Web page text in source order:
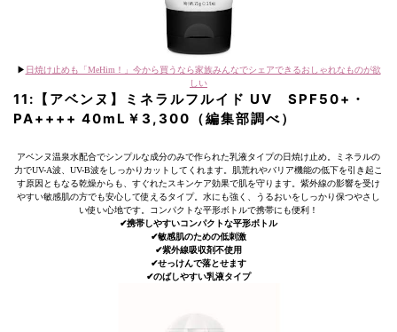
▶︎ 日焼け止めも「MeHim！」今から買うなら家族みんなでシェアできるおしゃれなものが欲
しい
11:【アベンヌ】ミネラルフルイド UV SPF50+・
PA++++ 40mL￥3,300（編集部調べ）
アベンヌ温泉水配合でシンプルな成分のみで作られた乳液タイプの日焼け止め。ミネラルの
力でUV-A波、UV-B波をしっかりカットしてくれます。肌荒れやバリア機能の低下を引き起こ
す原因ともなる乾燥からも、すぐれたスキンケア効果で肌を守ります。紫外線の影響を受け
やすい敏感肌の方でも安心して使えるタイプ。水にも強く、うるおいをしっかり保つやさし
い使い心地です。コンパクトな平形ボトルで携帯にも便利！
✔︎携帯しやすいコンパクトな平形ボトル
✔︎敏感肌のための低刺激
✔︎紫外線吸収剤不使用
✔︎せっけんで落とせます
✔︎のばしやすい乳液タイプ